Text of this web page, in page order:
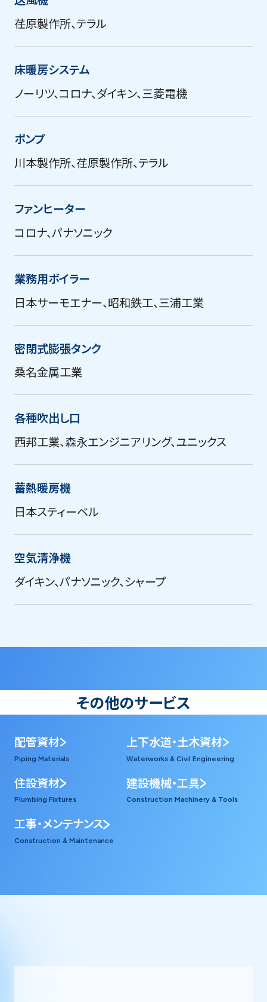
荏原製作所、テラル
床暖房システム
ノーリツ、コロナ、ダイキン、三菱電機
ポンプ
川本製作所、荏原製作所、テラル
ファンヒーター
コロナ、パナソニック
業務用ボイラー
日本サーモエナー、昭和鉄工、三浦工業
密閉式膨張タンク
桑名金属工業
各種吹出し口
西邦工業、森永エンジニアリング、ユニックス
蓄熱暖房機
日本スティーベル
空気清浄機
ダイキン、パナソニック、シャープ
その他のサービス
配管資材
Piping Materials
上下水道・土木資材
Waterworks & Civil Engineering
住設資材
Plumbing Fixtures
建設機械・工具
Construction Machinery & Tools
工事・メンテナンス
Construction & Maintenance